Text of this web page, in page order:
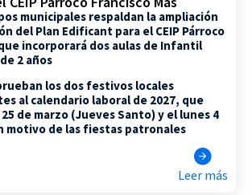
municipales respaldan la ampliación
del Plan Edificant para el CEIP Párroco
incorporará dos aulas de Infantil
2 años
los dos festivos locales
al calendario laboral de 2027, que
de marzo (Jueves Santo) y el lunes 4
motivo de las fiestas patronales
Leer más